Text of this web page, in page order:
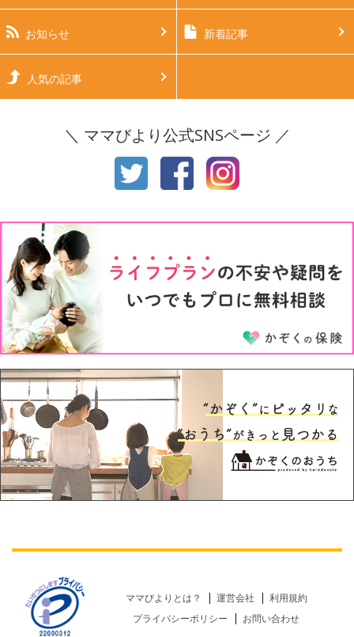
生後4ヶ月 生後5ヶ月
生後6ヶ月
生後11ヶ月
3才
5才 6才
お知らせ 新着記事
人気の記事
＼ ママびより公式SNSページ ／
ママびよりとは？ 運営会社
利用規約
プライバシーポリシー
お問い合わせ